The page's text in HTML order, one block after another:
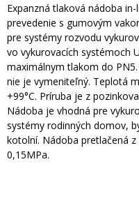
Expanzná tlaková nádoba in-
prevedenie s gumovým
pre systémy rozvodu
vo vykurovacích systémoch
maximálnym tlakom do
nie je vymeniteľný. Teplotá
+99°C. Príruba je z
Nádoba je vhodná pre
systémy rodinných domov,
kotolní. Nádoba pretlačená z
0,15MPa.